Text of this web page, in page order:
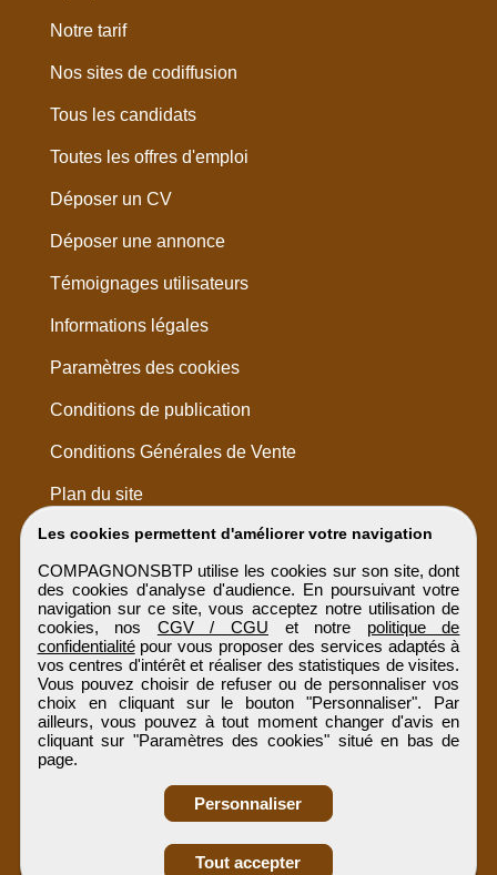
Obtenir ses
Les cookies permettent d'améliorer votre navigation
COMPAGNONSBTP utilise les cookies sur son site, dont
des cookies d'analyse d'audience. En poursuivant votre
navigation sur ce site, vous acceptez notre utilisation de
cookies, nos CGV / CGU et notre politique de
confidentialitépour vous proposer des services adaptés à
vos centres d'intérêt et réaliser des statistiques de visites.
Vous pouvez choisir de refuser ou de personnaliser vos
choix en cliquant sur le bouton "Personnaliser". Par
ailleurs, vous pouvez à tout moment changer d'avis en
cliquant sur "Paramètres des cookies" situé en bas de
page.
Personnaliser
Tout accepter
Notre tarif
Nos sites de codiffusion
Tous les candidats
Toutes les offres d'emploi
Déposer un CV
Déposer une annonce
Témoignages utilisateurs
Informations légales
Paramètres des cookies
Conditions de publication
Conditions Générales de Vente
Plan du site